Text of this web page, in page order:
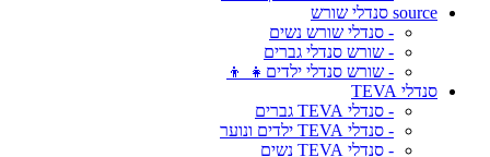
source סנדלי שורש
- סנדלי שורש נשים
- שורש סנדלי גברים
- שורש סנדלי ילדים👧 👦
סנדלי TEVA
- סנדלי TEVA גברים
- סנדלי TEVA ילדים ונוער
- סנדלי TEVA נשים